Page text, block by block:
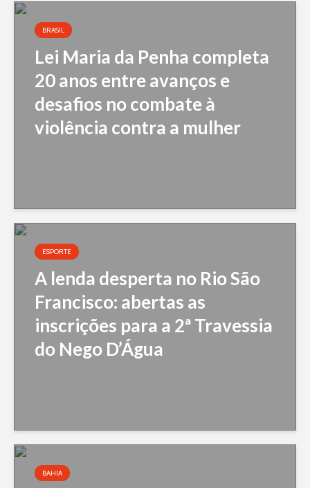
BRASIL
Lei Maria da Penha completa
20 anos entre avanços e
desafios no combate à
violência contra a mulher
ESPORTE
A lenda desperta no Rio São
Francisco: abertas as
inscrições para a 2ª Travessia
do Nego D’Água
BAHIA